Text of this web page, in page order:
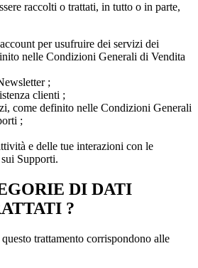
raccolti o trattati, in tutto o in parte,
per usufruire dei servizi dei
nelle Condizioni Generali di Vendita
;
clienti ;
come definito nelle Condizioni Generali
;
e delle tue interazioni con le
Supporti.
DI DATI
?
trattamento corrispondono alle